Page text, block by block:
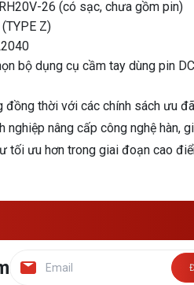
26 (có sạc, chưa gồm pin)
Z)
bộ dụng cụ cầm tay dùng pin
đồng thời với các chính sách ưu
nghiệp nâng cấp công nghệ hàn,
tối ưu hơn trong giai đoạn cao